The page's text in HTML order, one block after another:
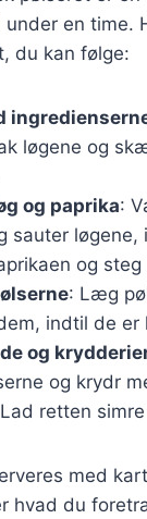
under en time.
du kan følge:
løgene og
og paprika:
sauter
og steg
: Læg
indtil de er
og
og krydr
retten
med
hvad du